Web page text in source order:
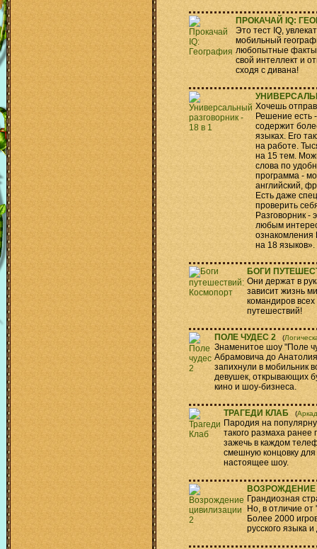
ПРОКАЧАЙ IQ:
Это тест IQ,
мобильный
любопытные факты
свой интеллект и
сходя с дивана!
Хочешь
Решение есть
содержит
языках. Его
на работе.
на 15 тем.
слова по
программа -
английский,
Есть даже
проверить
Разговорник -
любым
ознакомления
на 18 языков».
БОГИ
Они держат в
зависит жизнь
командиров
путешествий!
ПОЛЕ ЧУДЕС 2 (
Знаменитое шоу "Поле
Абрамовича до
запихнули в мобильник
девушек, открывающих
кино и шоу-бизнеса.
ТРАГЕДИ КЛАБ (
Пародия на
такого размаха
зажечь в каждом
смешную концовку
настоящее шоу.
Грандиозная
Но, в отличие
Более 2000
русского языка